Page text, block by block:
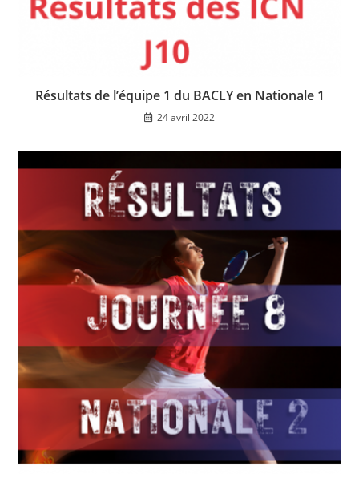
Résultats de l’équipe 1 du BACLY en Nationale 1
24 avril 2022